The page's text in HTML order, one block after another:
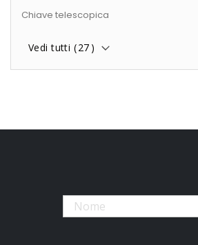
Chiave telescopica
Vedi tutti (27 )